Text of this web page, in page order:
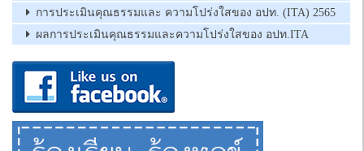
การประเมินคุณธรรมและ ความโปร่งใสของ อปท. (ITA) 2565
ผลการประเมินคุณธรรมและความโปร่งใสของ อปท.ITA